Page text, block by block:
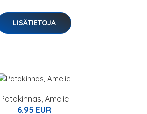
LISÄTIETOJA
Patakinnas, Amelie
6.95 EUR